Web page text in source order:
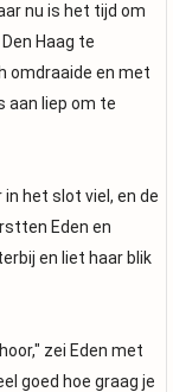
nu is het tijd om
Haag te
omdraaide en met
aan liep om te
het slot viel, en de
Eden en
en liet haar blik
zei Eden met
goed hoe graag je